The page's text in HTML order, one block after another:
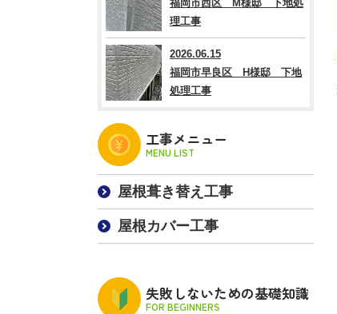
福岡市西区 M様邸 下地処
理工事
2026.06.15
福岡市早良区 H様邸 下地
処理工事
工事メニュー
MENU LIST
屋根葺き替え工事
屋根カバー工事
失敗しないための基礎知識
FOR BEGINNERS